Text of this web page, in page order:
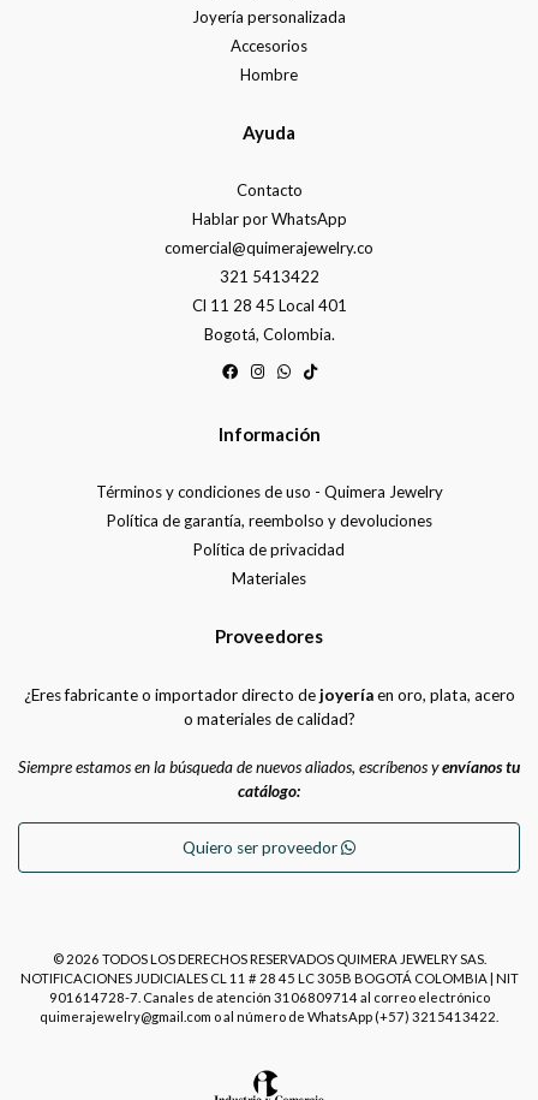
Joyería personalizada
Accesorios
Hombre
Ayuda
Contacto
Hablar por WhatsApp
comercial@quimerajewelry.co
321 5413422
Cl 11 28 45 Local 401
Bogotá, Colombia.
Información
Términos y condiciones de uso - Quimera Jewelry
Política de garantía, reembolso y devoluciones
Política de privacidad
Materiales
Proveedores
¿Eres fabricante o importador directo dejoyeríaen oro, plata, acero
o materiales de calidad?
Siempre estamos en la búsqueda de nuevos aliados, escríbenos yenvíanos tu
catálogo:
Quiero ser proveedor
© 2026 TODOS LOS DERECHOS RESERVADOS QUIMERA JEWELRY SAS.
NOTIFICACIONES JUDICIALES CL 11 # 28 45 LC 305B BOGOTÁ COLOMBIA | NIT
901614728-7. Canales de atención 3106809714 al correo electrónico
quimerajewelry@gmail.com o al número de WhatsApp (+57) 3215413422.